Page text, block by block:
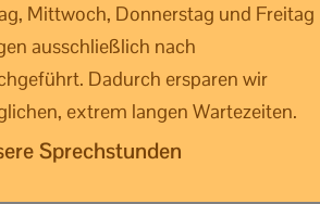
Mittwoch, Donnerstag und Freitag
ausschließlich nach
Dadurch ersparen wir
extrem langen Wartezeiten.
Sprechstunden